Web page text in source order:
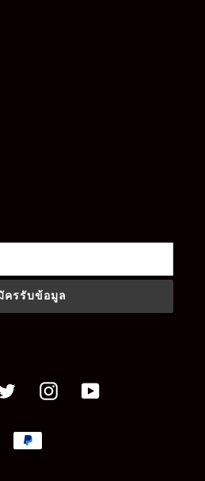
ครรับข้อมูล
Twitter InstagramYouTube
วิธี
การ